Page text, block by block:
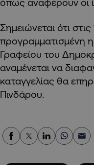
όπως αναφέρουν οι
Σημειώνεται ότι στις
προγραμματισμένη
Γραφείου του
αναμένεται να
καταγγελίας θα
Πινδάρου.